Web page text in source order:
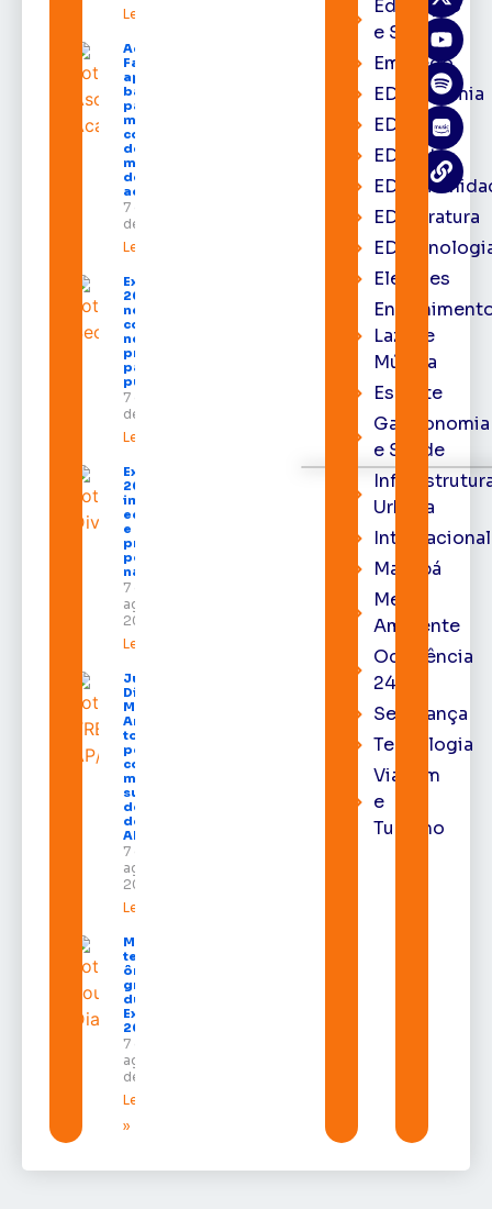
Leia mais »
Acácio
Favacho
apresenta
balanço
parcial do
mandato
com mais
de R$ 668
milhões
destinados
ao Amapá
7 de agosto
de 2026
Leia mais »
Expofeira
2026 começa
neste sábado
com shows,
negócios e
programação
para todos os
públicos
7 de agosto
de 2026
Leia mais »
Expofeira
2026
impulsiona
economia
e aumenta
procura
por hotéis
na capital
7 de
agosto de
2026
Leia mais »
Juiz
Diego
Moura de
Araújo
toma
posse
como
membro
substituto
do Pleno
do TRE-
AP
7 de
agosto de
2026
Leia mais »
Macapá
terá
ônibus
gratuitos
durante a
Expofeira
2026
7 de
agosto
de 2026
Leia mais
»
Educação
e Saúde
Emprego
EDacademia
EDbrasília
EDcast
EDliteratura
Eleições
Lazer e
Música
Esporte
Gastronomia
e Saúde
Urbana
Internacional
Macapá
Meio
Ambiente
Ocorrência
24h
Segurança
Tecnologia
Viagem
e
Turismo